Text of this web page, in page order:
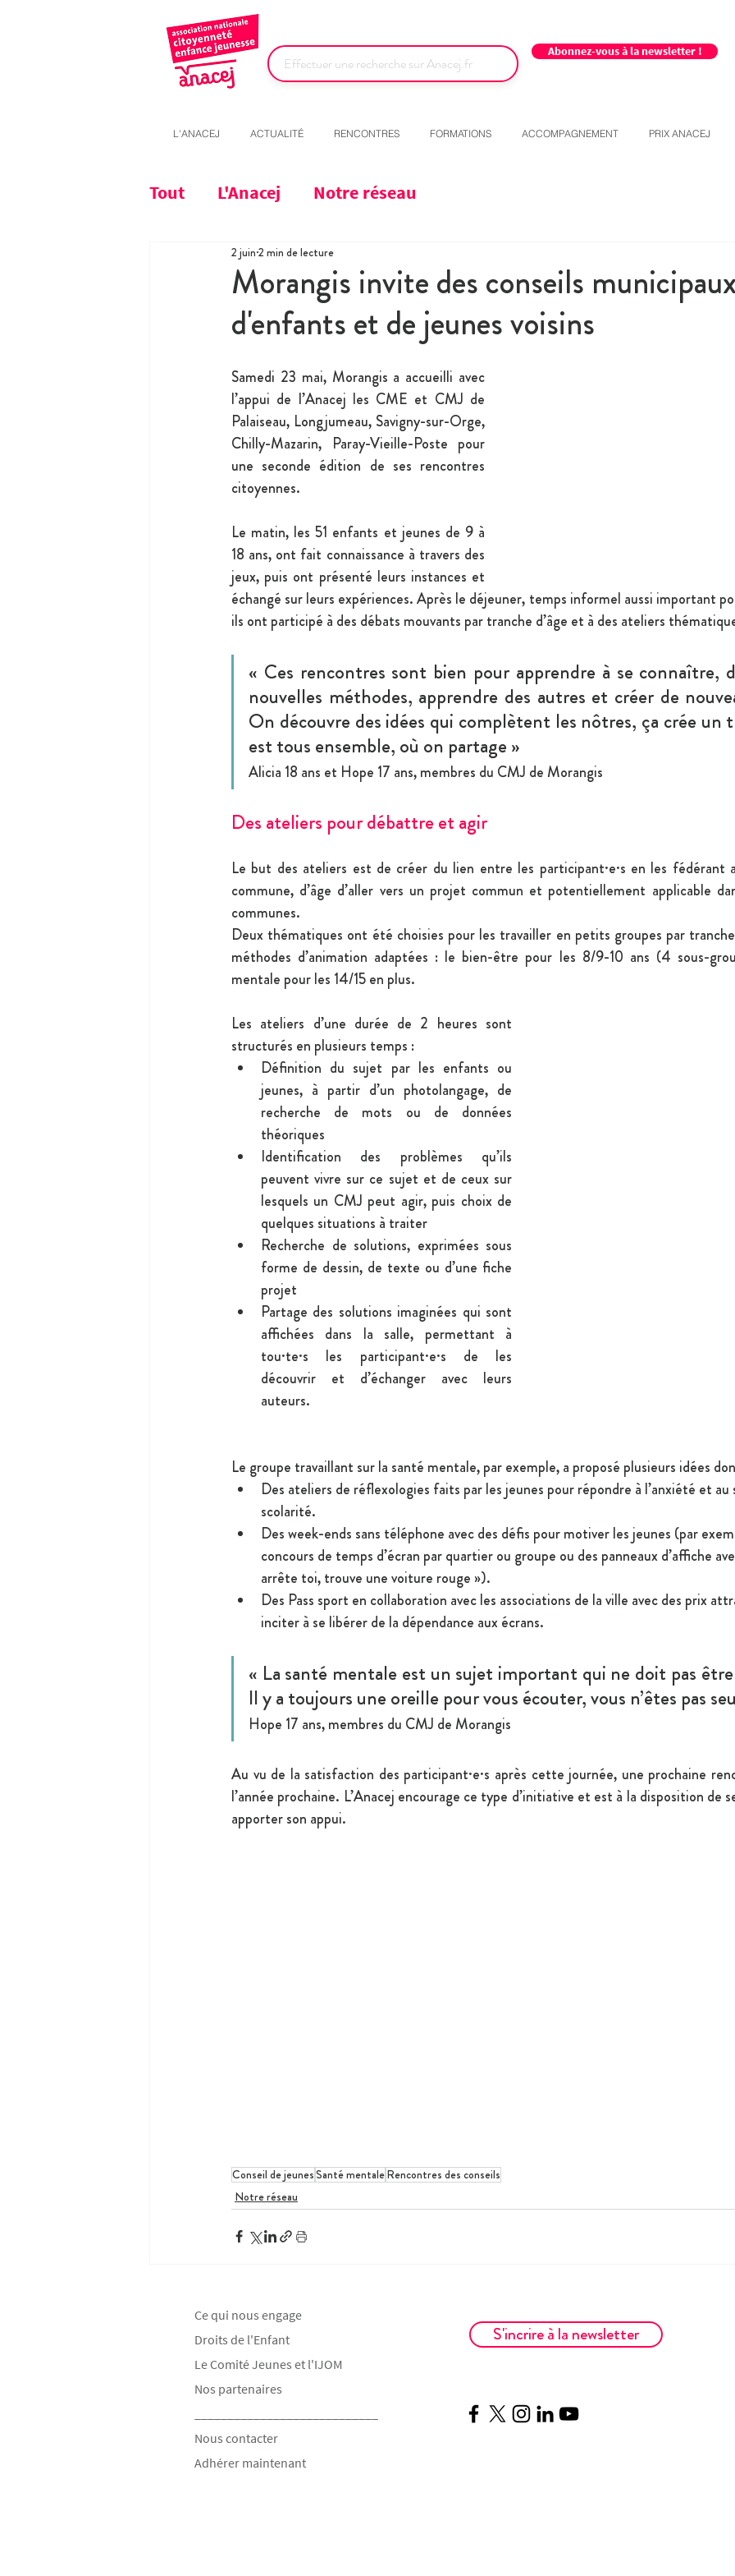
Abonnez-vous à la newsletter !
L'ANACEJ ACTUALITÉ RENCONTRES FORMATIONS ACCOMPAGNEMENT PRIX ANACEJ
Tout L'Anacej Notre réseau
Morangis invite des conseils
d'enfants et de jeunes voisins
2 juin 2 min de lecture
Samedi 23 mai, Morangis a accueilli avec
l’appui de l’Anacej les CME et CMJ de
Palaiseau, Longjumeau, Savigny-sur-Orge,
Chilly-Mazarin, Paray-Vieille-Poste pour
une seconde édition de ses rencontres
citoyennes.
Le matin, les 51 enfants et jeunes de 9 à
18 ans, ont fait connaissance à travers des
jeux, puis ont présenté leurs instances et
échangé sur leurs expériences. Après le déjeuner, temps informel aussi important
ils ont participé à des débats mouvants par tranche d’âge et à des ateliers
« Ces rencontres sont bien pour apprendre à se connaître,
nouvelles méthodes, apprendre des autres et créer de
On découvre des idées qui complètent les nôtres, ça crée un
est tous ensemble, où on partage »
Alicia 18 ans et Hope 17 ans, membres du CMJ de Morangis
Des ateliers pour débattre et agir
Le but des ateliers est de créer du lien entre les participant·e·s en les fédérant
commune, d’âge d’aller vers un projet commun et potentiellement applicable
communes.
Deux thématiques ont été choisies pour les travailler en petits groupes par
méthodes d’animation adaptées : le bien-être pour les 8/9-10 ans (4 sous-
mentale pour les 14/15 en plus.
Les ateliers d’une durée de 2 heures sont
structurés en plusieurs temps :
Définition du sujet par les enfants ou
jeunes, à partir d’un photolangage, de
recherche de mots ou de données
théoriques
Identification des problèmes qu’ils
peuvent vivre sur ce sujet et de ceux sur
lesquels un CMJ peut agir, puis choix de
quelques situations à traiter
Recherche de solutions, exprimées sous
forme de dessin, de texte ou d’une fiche
projet
Partage des solutions imaginées qui sont
affichées dans la salle, permettant à
tou·te·s les participant·e·s de les
découvrir et d’échanger avec leurs
auteurs.
Le groupe travaillant sur la santé mentale, par exemple, a proposé plusieurs idées
Des ateliers de réflexologies faits par les jeunes pour répondre à l’anxiété et
scolarité.
Des week-ends sans téléphone avec des défis pour motiver les jeunes (par
concours de temps d’écran par quartier ou groupe ou des panneaux d’affiche
arrête toi, trouve une voiture rouge »).
Des Pass sport en collaboration avec les associations de la ville avec des prix
inciter à se libérer de la dépendance aux écrans.
« La santé mentale est un sujet important qui ne doit pas
Il y a toujours une oreille pour vous écouter, vous n’êtes pas
Hope 17 ans, membres du CMJ de Morangis
Au vu de la satisfaction des participant·e·s après cette journée, une prochaine
l’année prochaine. L’Anacej encourage ce type d’initiative et est à la disposition de
apporter son appui.
Conseil de jeunesSanté mentaleRencontres des conseils
Notre réseau
Ce qui nous engage
Droits de l'Enfant
Le Comité Jeunes et l'IJOM
Nos partenaires
Nous contacter
Adhérer maintenant
S'incrire à la newsletter